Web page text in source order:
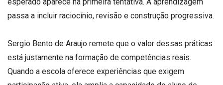
esperado aparece na primeira tentativa. A aprendizagem
passa a incluir raciocínio, revisão e construção progressiva.
Sergio Bento de Araujo remete que o valor dessas práticas
está justamente na formação de competências reais.
Quando a escola oferece experiências que exigem